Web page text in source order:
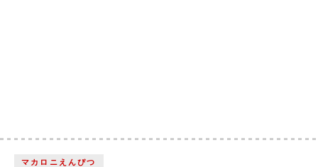
マカロニえんぴつ